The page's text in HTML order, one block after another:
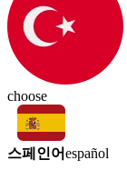
choose
스페인어español